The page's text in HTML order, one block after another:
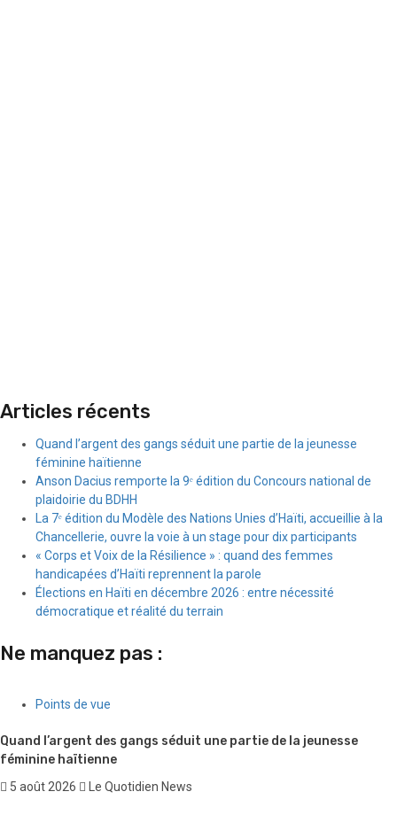
Articles récents
Quand l’argent des gangs séduit une partie de la jeunesse
féminine haïtienne
Anson Dacius remporte la 9ᵉ édition du Concours national de
plaidoirie du BDHH
La 7ᵉ édition du Modèle des Nations Unies d’Haïti, accueillie à la
Chancellerie, ouvre la voie à un stage pour dix participants
« Corps et Voix de la Résilience » : quand des femmes
handicapées d’Haïti reprennent la parole
Élections en Haïti en décembre 2026 : entre nécessité
démocratique et réalité du terrain
Ne manquez pas :
Points de vue
Quand l’argent des gangs séduit une partie de la jeunesse
féminine haïtienne
5 août 2026 Le Quotidien News